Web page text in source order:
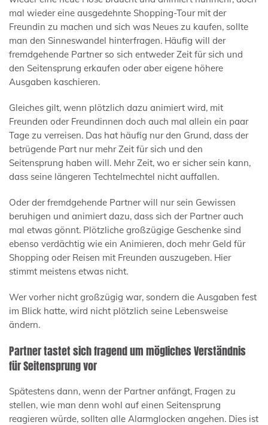
mal wieder eine ausgedehnte Shopping-Tour mit der
Freundin zu machen und sich was Neues zu kaufen, sollte
man den Sinneswandel hinterfragen. Häufig will der
fremdgehende Partner so sich entweder Zeit für sich und
den Seitensprung erkaufen oder aber eigene höhere
Ausgaben kaschieren.
Gleiches gilt, wenn plötzlich dazu animiert wird, mit
Freunden oder Freundinnen doch auch mal allein ein paar
Tage zu verreisen. Das hat häufig nur den Grund, dass der
betrügende Part nur mehr Zeit für sich und den
Seitensprung haben will. Mehr Zeit, wo er sicher sein kann,
dass seine längeren Techtelmechtel nicht auffallen.
Oder der fremdgehende Partner will nur sein Gewissen
beruhigen und animiert dazu, dass sich der Partner auch
mal etwas gönnt. Plötzliche großzügige Geschenke sind
ebenso verdächtig wie ein Animieren, doch mehr Geld für
Shopping oder Reisen mit Freunden auszugeben. Hier
stimmt meistens etwas nicht.
Wer vorher nicht großzügig war, sondern die Ausgaben fest
im Blick hatte, wird nicht plötzlich seine Lebensweise
ändern.
Partner tastet sich fragend um mögliches Verständnis
für Seitensprung vor
Spätestens dann, wenn der Partner anfängt, Fragen zu
stellen, wie man denn wohl auf einen Seitensprung
reagieren würde, sollten alle Alarmglocken angehen. Dies ist